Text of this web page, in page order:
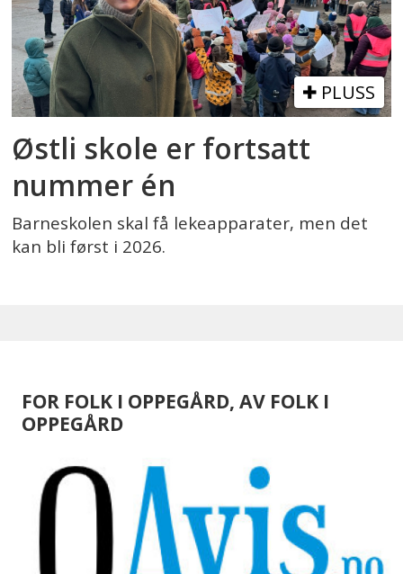
PLUSS
Østli skole er fortsatt
nummer én
Barneskolen skal få lekeapparater, men det
kan bli først i 2026.
FOR FOLK I OPPEGÅRD, AV FOLK I
OPPEGÅRD